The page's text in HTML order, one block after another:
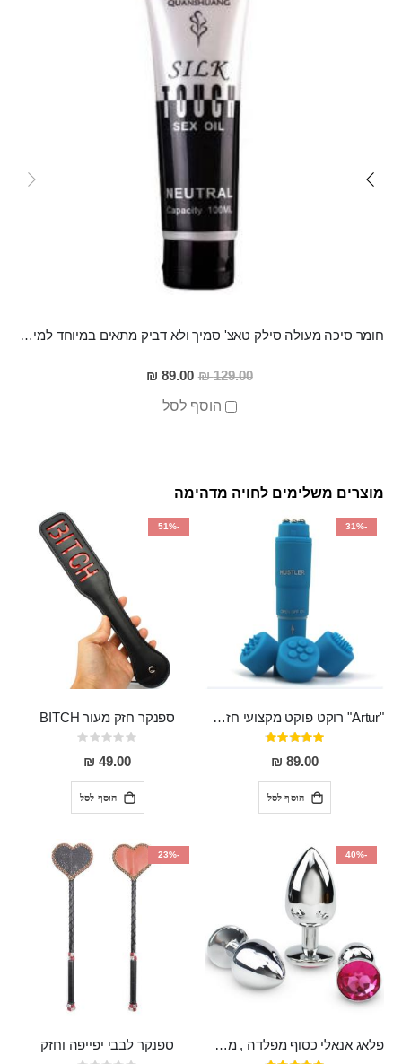
חומר סיכה מעולה סילק טאצ' סמיך ולא דביק מתאים במיוחד למין אנאלי
129.00 ₪
מחיר
מבצע
89.00 ₪
הוסף לסל
מוצרים משלימים לחויה מדהימה
-31%
"Artur" רוקט פוקט מקצועי חזק במיוחד
דירוג:
95%
89.00 ₪
הוסף לסל
-51%
ספנקר חזק מעור BITCH
Rating:
0%
49.00 ₪
הוסף לסל
-40%
פלאג אנאלי כסוף מפלדה , מתאים ללבישה מתחת לבגדים, בגודל 7.3 על 2.8 ס"מ
-23%
ספנקר לבבי יפייפה וחזק